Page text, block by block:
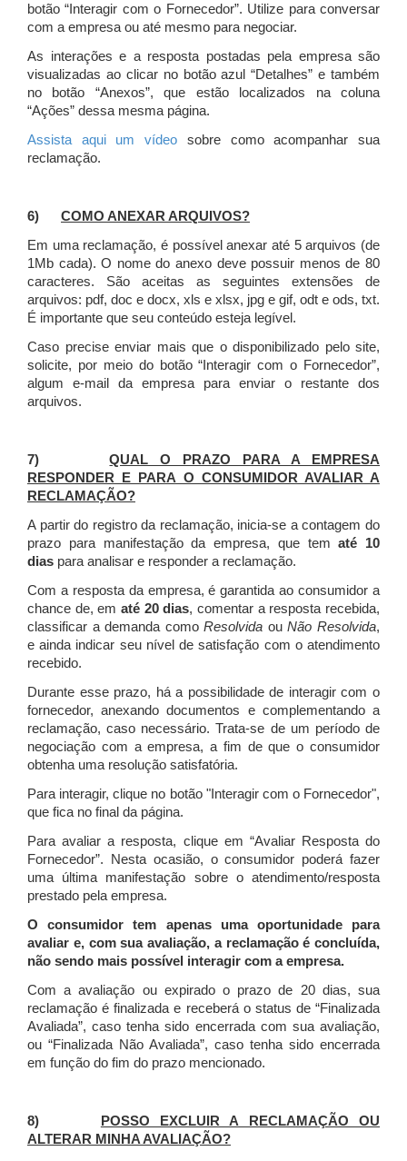
botão “Interagir com o Fornecedor”. Utilize para conversar
com a empresa ou até mesmo para negociar.
As interações e a resposta postadas pela empresa são
visualizadas ao clicar no botão azul “Detalhes” e também
no botão “Anexos”, que estão localizados na coluna
“Ações” dessa mesma página.
Assista aqui um vídeo sobre como acompanhar sua
reclamação.
6) COMO ANEXAR ARQUIVOS?
Em uma reclamação, é possível anexar até 5 arquivos (de
1Mb cada). O nome do anexo deve possuir menos de 80
caracteres. São aceitas as seguintes extensões de
arquivos: pdf, doc e docx, xls e xlsx, jpg e gif, odt e ods, txt.
É importante que seu conteúdo esteja legível.
Caso precise enviar mais que o disponibilizado pelo site,
solicite, por meio do botão “Interagir com o Fornecedor”,
algum e-mail da empresa para enviar o restante dos
arquivos.
7)QUAL O PRAZO PARA A EMPRESA
RESPONDER E PARA O CONSUMIDOR AVALIAR A
RECLAMAÇÃO?
A partir do registro da reclamação, inicia-se a contagem do
prazo para manifestação da empresa, que tematé 10
dias para analisar e responder a reclamação.
Com a resposta da empresa, é garantida ao consumidor a
chance de, em até 20 dias, comentar a resposta recebida,
classificar a demanda comoResolvida ouNão Resolvida,
e ainda indicar seu nível de satisfação com o atendimento
recebido.
Durante esse prazo, há a possibilidade de interagir com o
fornecedor, anexando documentos e complementando a
reclamação, caso necessário.Trata-se de um período de
negociação com a empresa, a fim de que o consumidor
obtenha uma resolução satisfatória.
Para interagir, clique no botão "Interagir com o Fornecedor",
que fica no final da página.
Para avaliar a resposta, clique em “Avaliar Resposta do
Fornecedor”. Nesta ocasião, o consumidor poderá fazer
uma última manifestação sobre o atendimento/resposta
prestado pela empresa.
O consumidor tem apenas uma oportunidade para
avaliar e, com sua avaliação, a reclamação é concluída,
não sendo mais possível interagir com a empresa.
Com a avaliação ou expirado o prazo de 20 dias, sua
reclamação é finalizada e receberá o status de “Finalizada
Avaliada”, caso tenha sido encerrada com sua avaliação,
ou “Finalizada Não Avaliada”, caso tenha sido encerrada
em função do fim do prazo mencionado.
8)
POSSO EXCLUIR A RECLAMAÇÃO OU
ALTERAR MINHA AVALIAÇÃO?